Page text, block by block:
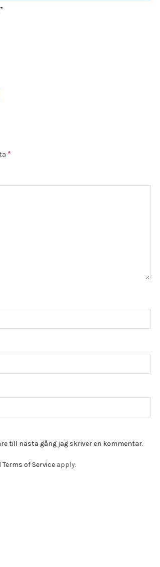
*
till nästa gång jag skriver en kommentar.
Terms of Service apply.